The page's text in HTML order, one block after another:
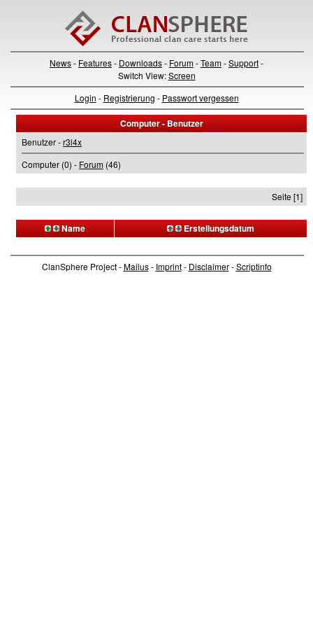
News- Features- Downloads- Forum-Team-Support-
Switch View:Screen
Login - Registrierung - Passwort vergessen
Computer - Benutzer
Benutzer -r3l4x
Computer (0) - Forum (46)
Seite [1]
Name Erstellungsdatum
ClanSphere Project -Mailus- Imprint- Disclaimer-Scriptinfo